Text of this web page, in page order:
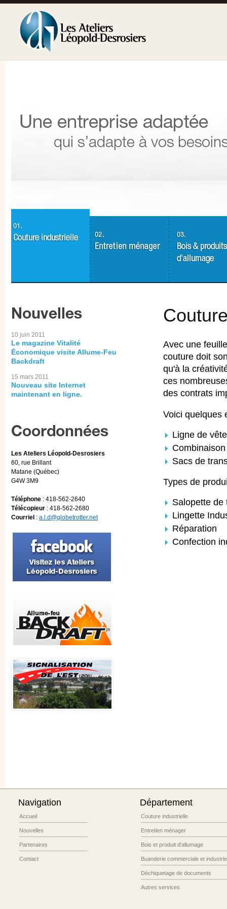
10 juin 2011
Le magazine Vitalité
Économique visite Allume-Feu
Backdraft
15 mars 2011
Nouveau site Internet
maintenant en ligne.
Les Ateliers Léopold-Desrosiers
60, rue Brillant
Matane (Québec)
G4W 3M9
Téléphone : 418-562-2640
Télécopieur : 418-562-2680
Courriel : a.l.d@globetrotter.net
Avec une
couture doit
qu'à la
ces
des contrats
Voici quelques
Ligne de
Combinaison
Sacs de
Types de
Salopette de
Lingette
Réparation
Confection
Navigation
Accueil
Nouvelles
Partenaires
Contact
Département
Couture industrielle
Entretien ménager
Bois et produit d'allumage
Buanderie commerciale et
Déchiquetage de documents
Autres services